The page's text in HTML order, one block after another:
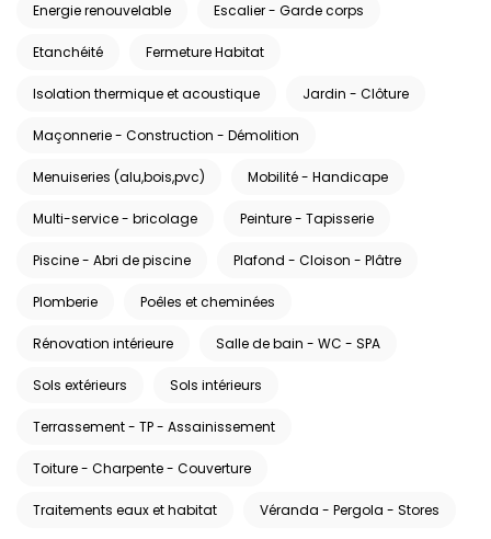
Energie renouvelable Escalier - Garde corps
Etanchéité Fermeture Habitat
Isolation thermique et acoustique Jardin - Clôture
Maçonnerie - Construction - Démolition
Menuiseries (alu,bois,pvc) Mobilité - Handicape
Multi-service - bricolage Peinture - Tapisserie
Piscine - Abri de piscine Plafond - Cloison - Plâtre
Plomberie Poêles et cheminées
Rénovation intérieure Salle de bain - WC - SPA
Sols extérieurs Sols intérieurs
Terrassement - TP - Assainissement
Toiture - Charpente - Couverture
Traitements eaux et habitat Véranda - Pergola - Stores